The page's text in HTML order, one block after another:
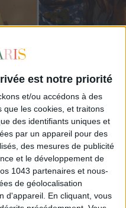
est notre priorité
et/ou accédons à des
que les cookies, et traitons
des identifiants uniques et
par un appareil pour des
des mesures de publicité
et le développement de
1043 partenaires et nous-
de géolocalisation
d'appareil. En cliquant, vous
DE SE TARTINER